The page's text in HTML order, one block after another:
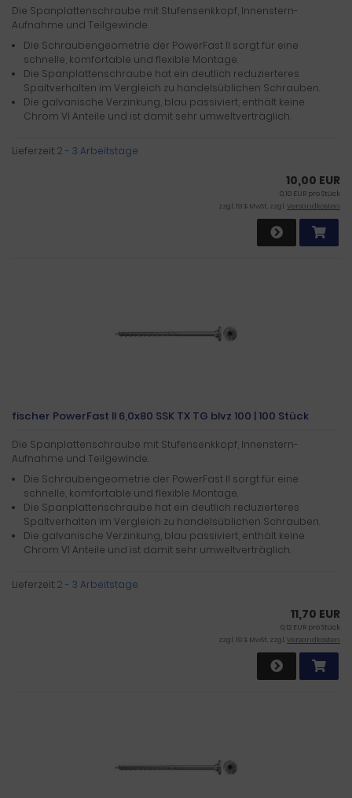
Die Spanplattenschraube mit Stufensenkkopf, Innenstern-
Aufnahme und Teilgewinde.
Die Schraubengeometrie der PowerFast II sorgt für eine
schnelle, komfortable und flexible Montage.
Die Spanplattenschraube hat ein deutlich reduzierteres
Spaltverhalten im Vergleich zu handelsüblichen Schrauben.
Die galvanische Verzinkung, blau passiviert, enthält keine
Chrom VI Anteile und ist damit sehr umweltverträglich.
Lieferzeit:2 - 3 Arbeitstage
10,00 EUR
0,10 EUR pro Stück
zzgl. 19 % MwSt. zzgl.Versandkosten
fischer PowerFast II 6,0x80 SSK TX TG blvz 100 | 100 Stück
Die Spanplattenschraube mit Stufensenkkopf, Innenstern-
Aufnahme und Teilgewinde.
Die Schraubengeometrie der PowerFast II sorgt für eine
schnelle, komfortable und flexible Montage.
Die Spanplattenschraube hat ein deutlich reduzierteres
Spaltverhalten im Vergleich zu handelsüblichen Schrauben.
Die galvanische Verzinkung, blau passiviert, enthält keine
Chrom VI Anteile und ist damit sehr umweltverträglich.
Lieferzeit:2 - 3 Arbeitstage
11,70 EUR
0,12 EUR pro Stück
zzgl. 19 % MwSt. zzgl.Versandkosten